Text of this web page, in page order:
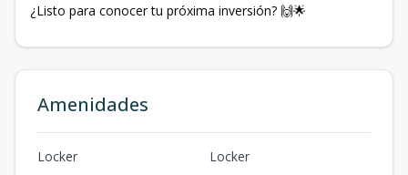
¿Listo para conocer tu próxima inversión? 🙌🌟
Amenidades
Locker
Locker